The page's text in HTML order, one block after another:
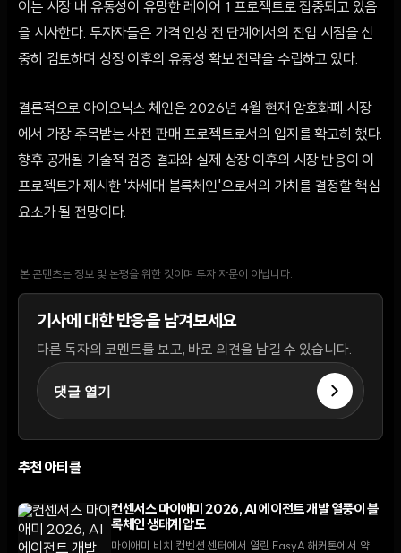
이는 시장 내 유동성이 유망한 레이어 1 프로젝트로 집중되고 있음
을 시사한다. 투자자들은 가격 인상 전 단계에서의 진입 시점을 신
중히 검토하며 상장 이후의 유동성 확보 전략을 수립하고 있다.
결론적으로 아이오닉스 체인은 2026년 4월 현재 암호화폐 시장
에서 가장 주목받는 사전 판매 프로젝트로서의 입지를 확고히 했다.
향후 공개될 기술적 검증 결과와 실제 상장 이후의 시장 반응이 이
프로젝트가 제시한 '차세대 블록체인'으로서의 가치를 결정할 핵심
요소가 될 전망이다.
본 콘텐츠는 정보 및 논평을 위한 것이며 투자 자문이 아닙니다.
기사에 대한 반응을 남겨보세요
다른 독자의 코멘트를 보고, 바로 의견을 남길 수 있습니다.
댓글 열기
추천 아티클
컨센서스 마이애미 2026, AI 에이전트 개발 열풍이 블
록체인 생태계 압도
마이애미 비치 컨벤션 센터에서 열린 EasyA 해커톤에서 약